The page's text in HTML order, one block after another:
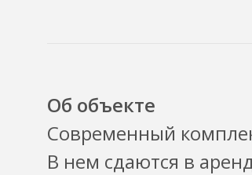
Об объекте
Современный
В нем сдаются в